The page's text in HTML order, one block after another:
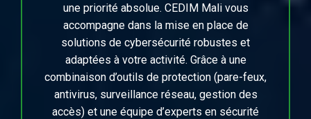
une priorité absolue. CEDIM Mali vous
accompagne dans la mise en place de
solutions de cybersécurité robustes et
adaptées à votre activité. Grâce à une
combinaison d’outils de protection (pare-feux,
antivirus, surveillance réseau, gestion des
accès) et une équipe d’experts en sécurité